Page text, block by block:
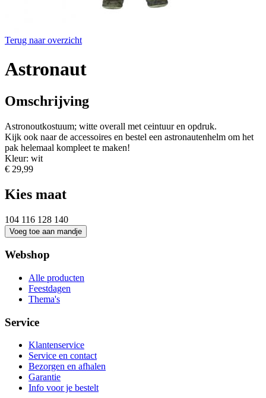
Terug naar overzicht
Astronaut
Omschrijving
Astronoutkostuum; witte overall met ceintuur en opdruk.
Kijk ook naar de accessoires en bestel een astronautenhelm om het
pak helemaal kompleet te maken!
Kleur: wit
€ 29,99
Kies maat
104 116 128 140
Webshop
Alle producten
Feestdagen
Thema's
Service
Klantenservice
Service en contact
Bezorgen en afhalen
Garantie
Info voor je bestelt